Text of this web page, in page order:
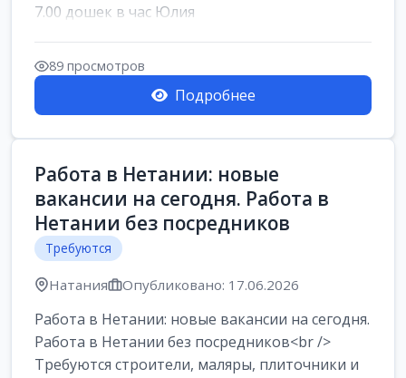
7.00 дошек в час Юлия
89 просмотров
Подробнее
Работа в Нетании: новые
вакансии на сегодня. Работа в
Нетании без посредников
Требуются
Натания Опубликовано: 17.06.2026
Работа в Нетании: новые вакансии на сегодня.
Работа в Нетании без посредников<br />
Требуются строители, маляры, плиточники и